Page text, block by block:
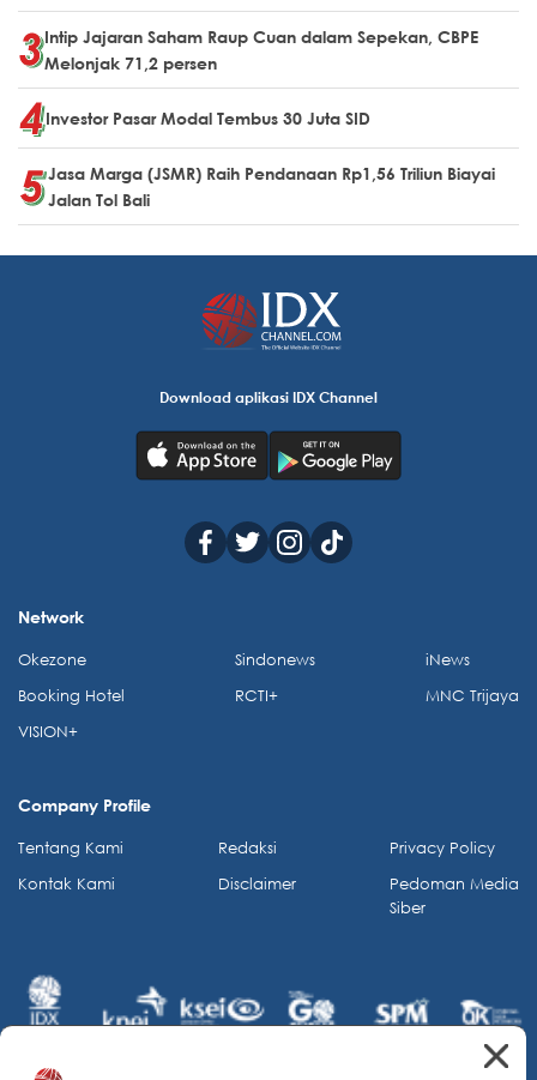
Intip Jajaran Saham Raup Cuan dalam Sepekan, CBPE
Melonjak 71,2 persen
Investor Pasar Modal Tembus 30 Juta SID
Jasa Marga (JSMR) Raih Pendanaan Rp1,56 Triliun Biayai
Jalan Tol Bali
Download aplikasi IDX Channel
Network
Okezone
Booking Hotel
VISION+
Sindonews
RCTI+
iNews
MNC Trijaya
Company Profile
Tentang Kami
Kontak Kami
Redaksi
Disclaimer
Privacy Policy
Pedoman Media
Siber